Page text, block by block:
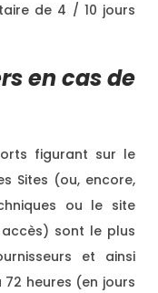
de 4 / 10 jours
en cas de
figurant sur le
Sites (ou, encore,
ou le site
sont le plus
et ainsi
heures (en jours